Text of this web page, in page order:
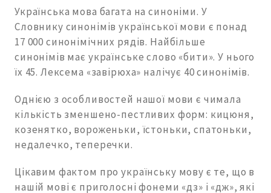
Українська мова багата на синоніми. У
Словнику синонімів української мови є понад
17 000 синонімічних рядів. Найбільше
синонімів має українське слово «бити». У нього
їх 45. Лексема «завірюха» налічує 40 синонімів.
Однією з особливостей нашої мови є чимала
кількість зменшено-пестливих форм: кицюня,
козенятко, вороженьки, їстоньки, спатоньки,
недалечко, теперечки.
Цікавим фактом про українську мову є те, що в
нашій мові є приголосні фонеми «дз» і «дж», які